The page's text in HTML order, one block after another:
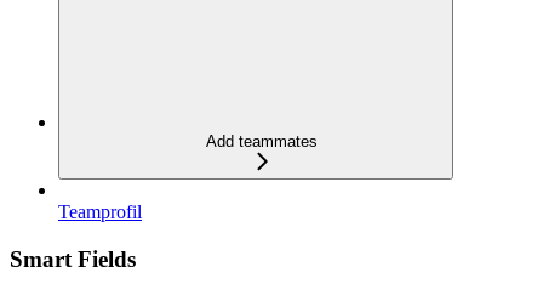
Add teammates
Teamprofil
Smart Fields